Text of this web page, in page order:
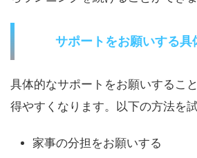
サポートをお願いする具
具体的なサポートをお願いするこ
得やすくなります。以下の方法を
家事の分担をお願いする